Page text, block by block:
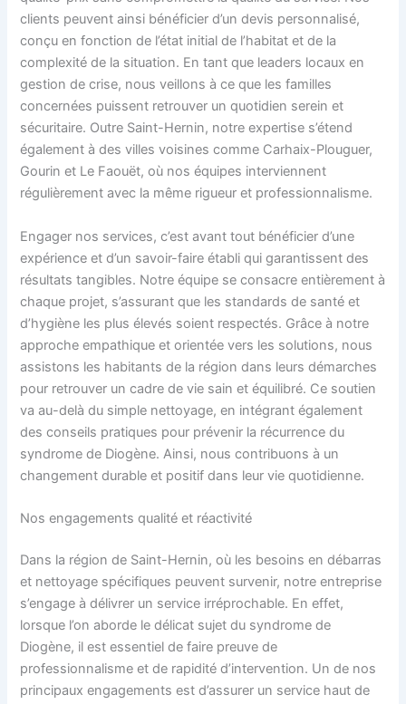
clients peuvent ainsi bénéficier d’un devis personnalisé,
conçu en fonction de l’état initial de l’habitat et de la
complexité de la situation. En tant que leaders locaux en
gestion de crise, nous veillons à ce que les familles
concernées puissent retrouver un quotidien serein et
sécuritaire. Outre Saint-Hernin, notre expertise s’étend
également à des villes voisines comme Carhaix-Plouguer,
Gourin et Le Faouët, où nos équipes interviennent
régulièrement avec la même rigueur et professionnalisme.
Engager nos services, c’est avant tout bénéficier d’une
expérience et d’un savoir-faire établi qui garantissent des
résultats tangibles. Notre équipe se consacre entièrement à
chaque projet, s’assurant que les standards de santé et
d’hygiène les plus élevés soient respectés. Grâce à notre
approche empathique et orientée vers les solutions, nous
assistons les habitants de la région dans leurs démarches
pour retrouver un cadre de vie sain et équilibré. Ce soutien
va au-delà du simple nettoyage, en intégrant également
des conseils pratiques pour prévenir la récurrence du
syndrome de Diogène. Ainsi, nous contribuons à un
changement durable et positif dans leur vie quotidienne.
Nos engagements qualité et réactivité
Dans la région de Saint-Hernin, où les besoins en débarras
et nettoyage spécifiques peuvent survenir, notre entreprise
s’engage à délivrer un service irréprochable. En effet,
lorsque l’on aborde le délicat sujet du syndrome de
Diogène, il est essentiel de faire preuve de
professionnalisme et de rapidité d’intervention. Un de nos
principaux engagements est d’assurer un service haut de